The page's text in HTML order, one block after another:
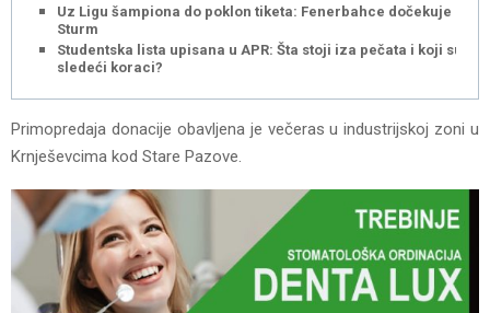
Uz Ligu šampiona do poklon tiketa: Fenerbahce dočekuje
Sturm
Studentska lista upisana u APR: Šta stoji iza pečata i koji su
sledeći koraci?
Primopredaja donacije obavljena je večeras u industrijskoj zoni u
Krnješevcima kod Stare Pazove.